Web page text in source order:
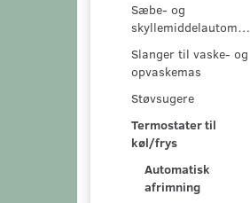
Sæbe- og
skyllemiddelautomater
Slanger til vaske- og
opvaskemas
Støvsugere
Termostater til
køl/frys
Automatisk
afrimning